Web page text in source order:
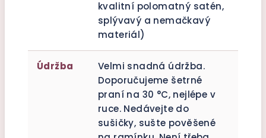
kvalitní polomatný satén,
splývavý a nemačkavý
materiál)
Údržba
Velmi snadná údržba.
Doporučujeme šetrné
praní na 30 °C, nejlépe v
ruce. Nedávejte do
sušičky, sušte pověšené